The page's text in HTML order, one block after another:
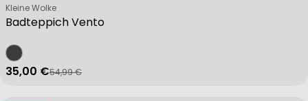
Badteppich Vento
Verkäufer:
Kleine Wolke
Verkaufspreis
35,00 €
Regulärer Preis
54,99 €